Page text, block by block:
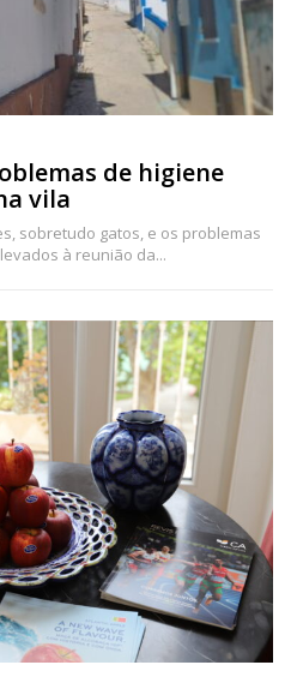
de higiene
vila
sobretudo gatos, e os problemas
à reunião da...